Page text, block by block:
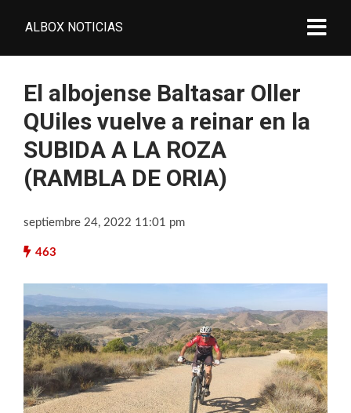
ALBOX NOTICIAS
El albojense Baltasar Oller
QUiles vuelve a reinar en la
SUBIDA A LA ROZA
(RAMBLA DE ORIA)
septiembre 24, 2022 11:01 pm
463